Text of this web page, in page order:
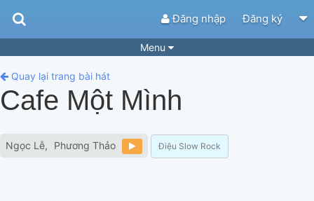
Đăng nhập Đăng ký
Menu
Bài hát
Playlist
Tìm theo hợp âm Tải ứng dụng
Quay lại trang bài hát
Cafe Một Mình
Ngọc Lễ Phương Thảo Điệu Slow Rock